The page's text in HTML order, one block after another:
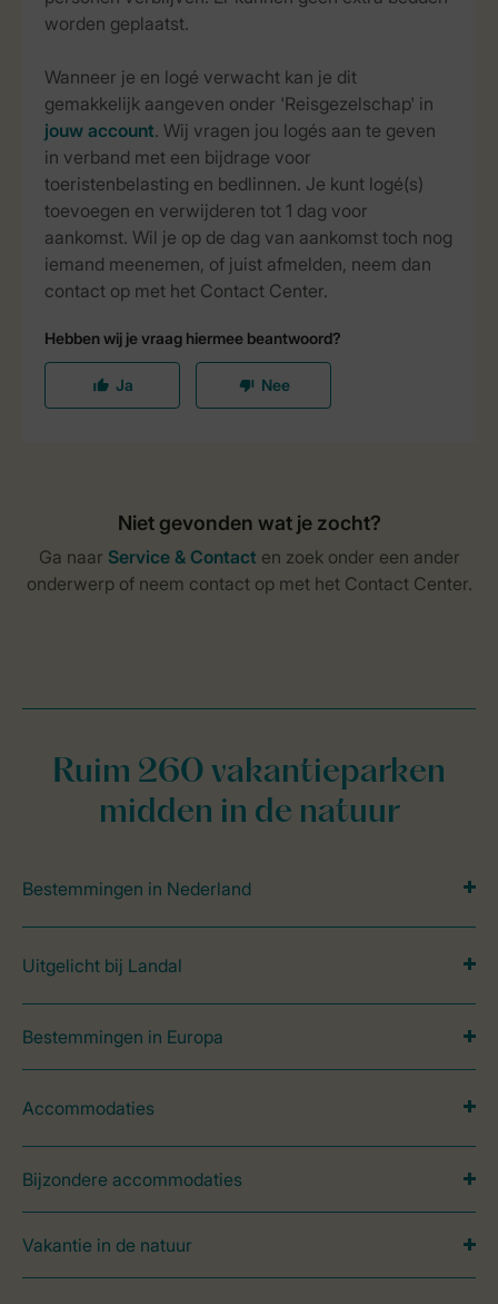
Ruim 260 vakantieparken
midden in de natuur
Bestemmingen in Nederland
Uitgelicht bij Landal
Bestemmingen in Europa
Accommodaties
Bijzondere accommodaties
Vakantie in de natuur